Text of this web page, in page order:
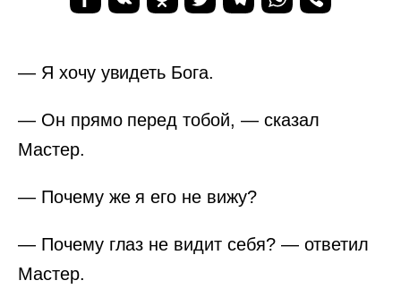
— Я хочу увидеть Бога.
— Он прямо перед тобой, — сказал
Мастер.
— Почему же я его не вижу?
— Почему глаз не видит себя? — ответил
Мастер.